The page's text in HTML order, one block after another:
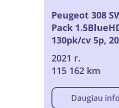
Peugeot 308
Pack
130pk/cv 5p,
2021 г.
115 162 km
Daugiau